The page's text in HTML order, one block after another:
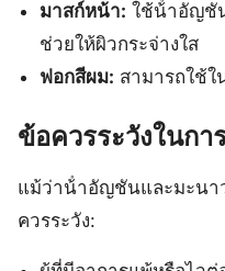
มาสก์หน้า: ใช้น้ําอัญชั
ช่วยให้ผิวกระจ่างใส
ฟอกสีผม: สามารถใช้
ข้อควรระวังในกา
แม้ว่าน้ําอัญชันและมะนา
ควรระวัง: